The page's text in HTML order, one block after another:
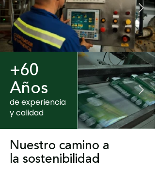
+60
Años
de experiencia
y calidad
Nuestro camino a
la sostenibilidad